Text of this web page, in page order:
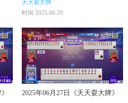
天天耍大牌
时间 2025-06-29
2025年06月27日《天天耍大牌》